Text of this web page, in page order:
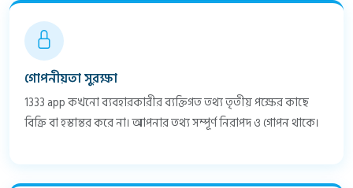
গোপনীয়তা সুরক্ষা
1333 app কখনো ব্যবহারকারীর ব্যক্তিগত তথ্য তৃতীয় পক্ষের কাছে
বিক্রি বা হস্তান্তর করে না। আপনার তথ্য সম্পূর্ণ নিরাপদ ও গোপন থাকে।